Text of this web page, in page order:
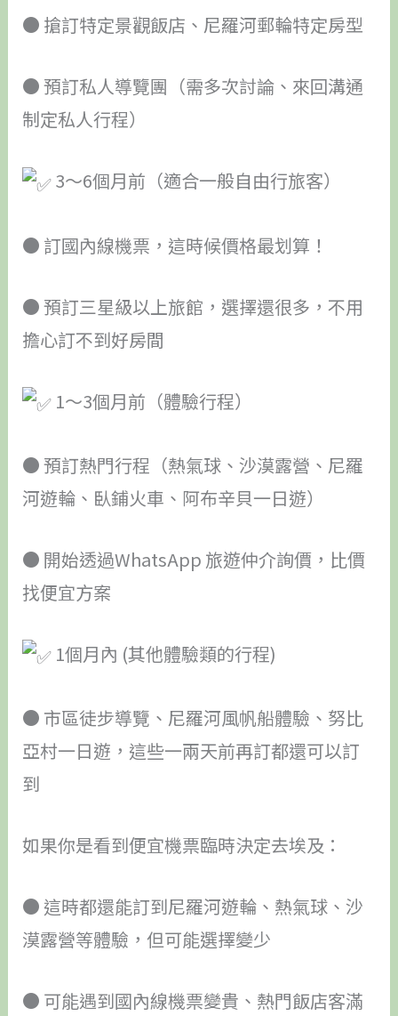
● 搶訂特定景觀飯店、尼羅河郵輪特定房型
● 預訂私人導覽團（需多次討論、來回溝通
制定私人行程）
3～6個月前（適合一般自由行旅客）
● 訂國內線機票，這時候價格最划算！
● 預訂三星級以上旅館，選擇還很多，不用
擔心訂不到好房間
1～3個月前（體驗行程）
● 預訂熱門行程（熱氣球、沙漠露營、尼羅
河遊輪、臥鋪火車、阿布辛貝一日遊）
● 開始透過WhatsApp 旅遊仲介詢價，比價
找便宜方案
1個月內 (其他體驗類的行程)
● 市區徒步導覽、尼羅河風帆船體驗、努比
亞村一日遊，這些一兩天前再訂都還可以訂
到
如果你是看到便宜機票臨時決定去埃及：
● 這時都還能訂到尼羅河遊輪、熱氣球、沙
漠露營等體驗，但可能選擇變少
● 可能遇到國內線機票變貴、熱門飯店客滿